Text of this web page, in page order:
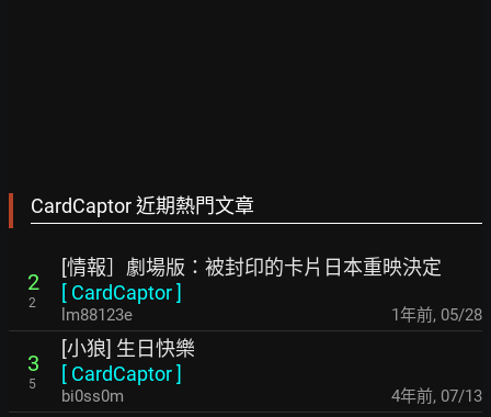
CardCaptor 近期熱門文章
2
2
[情報］劇場版：被封印的卡片日本重映決定
[ CardCaptor]
lm88123e 1年前, 05/28
3
5
[小狼] 生日快樂
[ CardCaptor]
bi0ss0m 4年前, 07/13